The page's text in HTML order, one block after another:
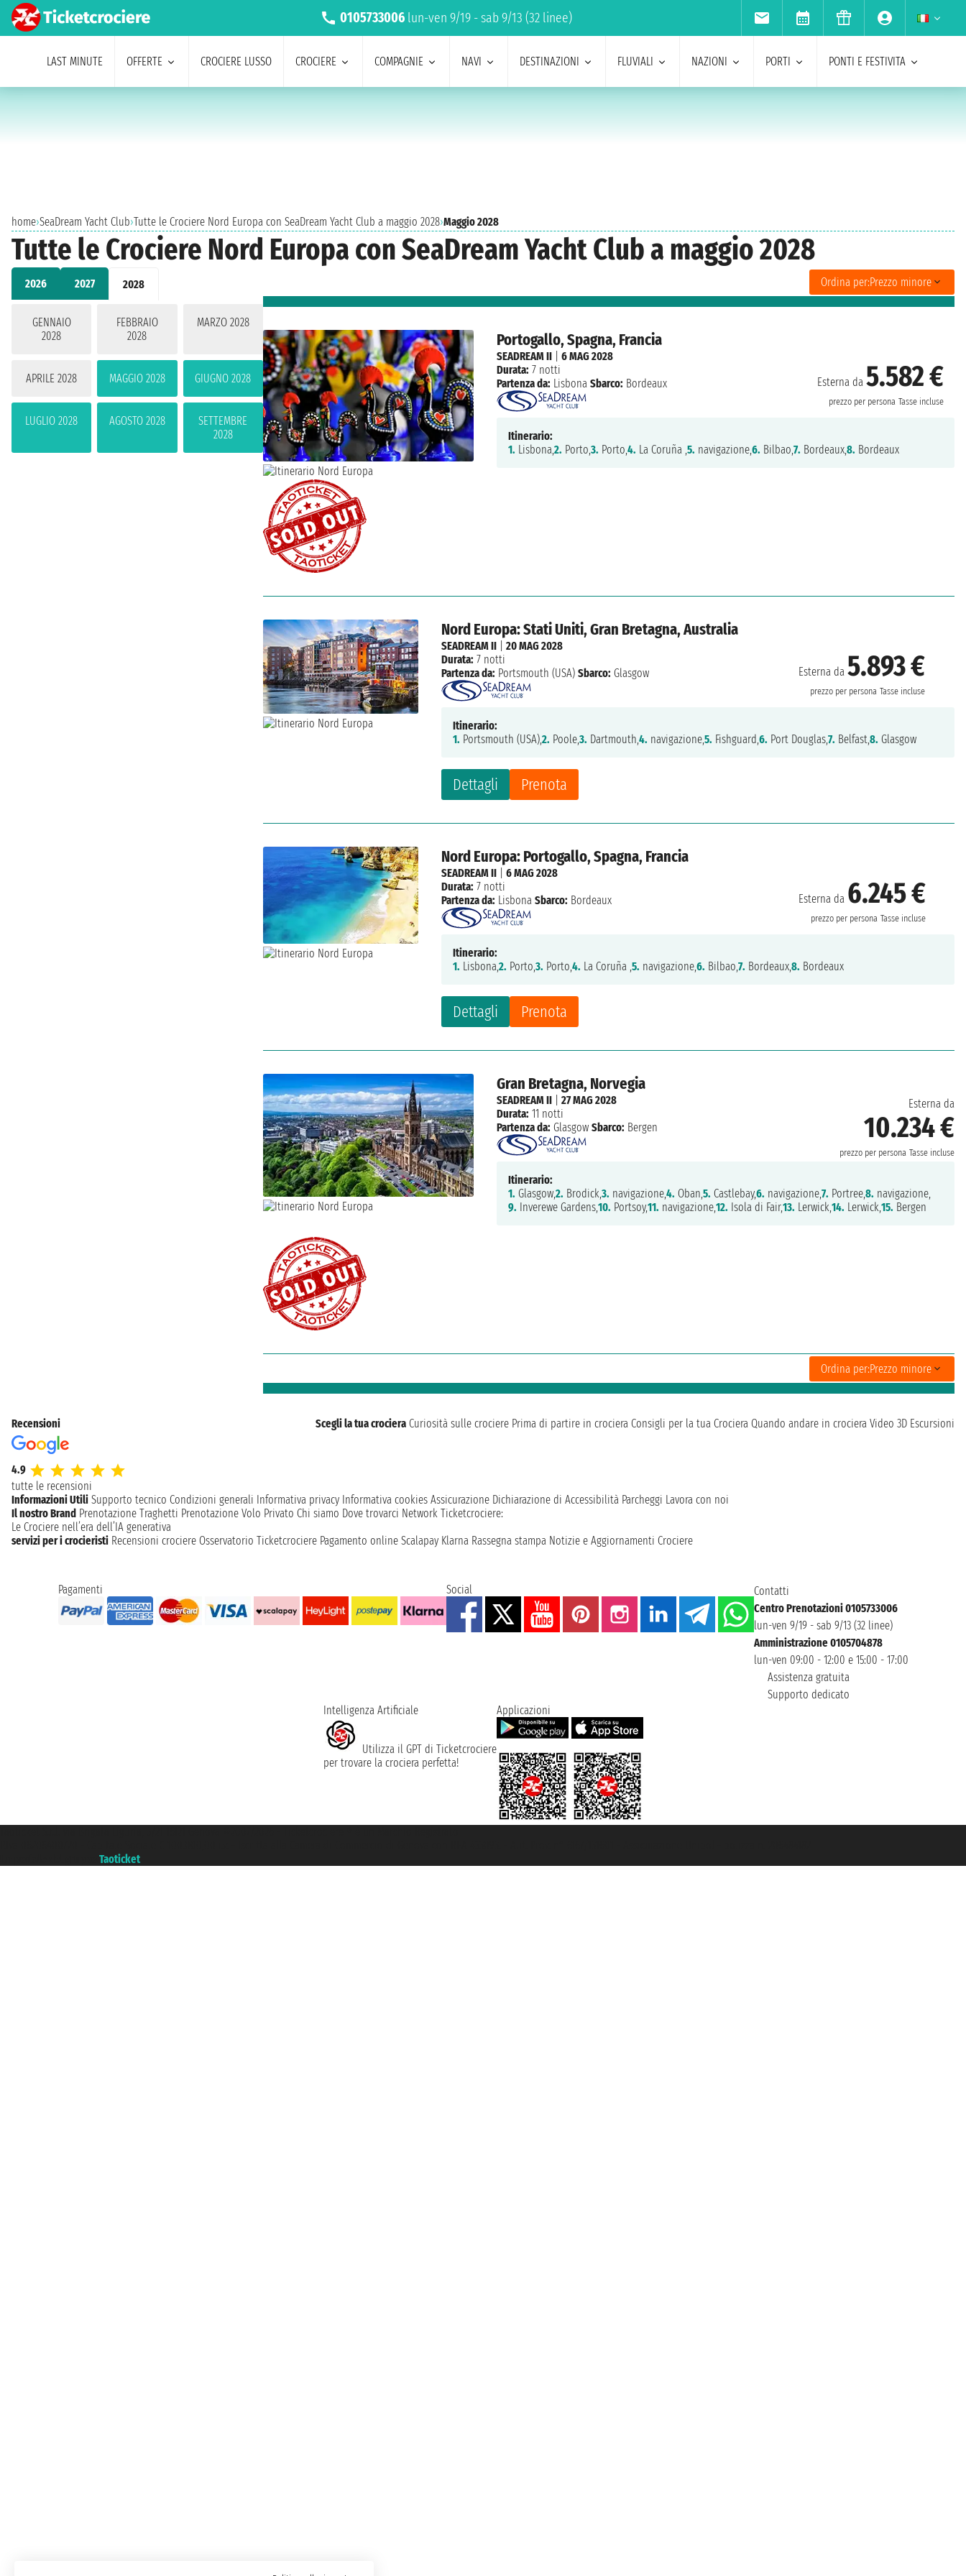
0105733006 lun-ven 9/19 - sab 9/13 (32 linee)
LAST MINUTE OFFERTE CROCIERE LUSSO CROCIERE COMPAGNIE NAVI DESTINAZIONI FLUVIALI NAZIONI PORTI PONTI E FESTIVITA
home›SeaDream Yacht Club›Tutte le Crociere Nord Europa con SeaDream Yacht Club a maggio 2028›Maggio 2028
Tutte le Crociere Nord Europa con SeaDream Yacht Club a maggio 2028
2026 2027 2028
GENNAIO
2028
FEBBRAIO
2028
MARZO 2028
APRILE 2028 MAGGIO 2028 GIUGNO 2028
LUGLIO 2028 AGOSTO 2028
SETTEMBRE
2028
Ordina per:Prezzo minore
Portogallo, Spagna, Francia
Esterna da 5.582 €
prezzo per persona Tasse incluse
SEADREAM II| 6 MAG 2028
Durata: 7 notti
Partenza da: Lisbona Sbarco: Bordeaux
Itinerario:
1. Lisbona,2. Porto,3. Porto,4. La Coruña ,5. navigazione,6. Bilbao,7. Bordeaux,8. Bordeaux
Nord Europa: Stati Uniti, Gran Bretagna, Australia
Esterna da5.893 €
prezzo per persona Tasse incluse
Dettagli Prenota
SEADREAM II |20 MAG 2028
Durata: 7 notti
Partenza da: Portsmouth (USA) Sbarco: Glasgow
Itinerario:
1. Portsmouth (USA),2. Poole,3. Dartmouth,4. navigazione,5. Fishguard,6. Port Douglas,7. Belfast,8. Glasgow
Nord Europa: Portogallo, Spagna, Francia
Esterna da 6.245 €
prezzo per persona Tasse incluse
Dettagli Prenota
SEADREAM II |6 MAG 2028
Durata: 7 notti
Partenza da: Lisbona Sbarco: Bordeaux
Itinerario:
1. Lisbona,2. Porto,3. Porto,4. La Coruña ,5. navigazione,6. Bilbao,7. Bordeaux,8. Bordeaux
Gran Bretagna, Norvegia
Esterna da
10.234 €
prezzo per persona Tasse incluse
SEADREAM II| 27 MAG 2028
Durata: 11 notti
Partenza da: Glasgow Sbarco: Bergen
Itinerario:
1. Glasgow,2. Brodick,3. navigazione,4. Oban,5. Castlebay,6. navigazione,7. Portree,8. navigazione,
9. Inverewe Gardens,10. Portsoy,11. navigazione,12. Isola di Fair,13. Lerwick,14. Lerwick,15. Bergen
Ordina per:Prezzo minore
Recensioni
4.9
tutte le recensioni
Scegli la tua crociera Curiosità sulle crociere Prima di partire in crociera Consigli per la tua Crociera Quando andare in crociera Video 3D Escursioni
Informazioni Utili Supporto tecnico Condizioni generali Informativa privacy Informativa cookies Assicurazione Dichiarazione di Accessibilità Parcheggi Lavora con noi
Il nostro Brand Prenotazione Traghetti Prenotazione Volo Privato Chi siamo Dove trovarci Network Ticketcrociere:
Le Crociere nell’era dell’IA generativa
servizi per i crocieristi Recensioni crociere Osservatorio Ticketcrociere Pagamento online Scalapay Klarna Rassegna stampa Notizie e Aggiornamenti Crociere
Pagamenti Social
Contatti
Centro Prenotazioni 0105733006
lun-ven 9/19 - sab 9/13 (32 linee)
Amministrazione 0105704878
lun-ven 09:00 - 12:00 e 15:00 - 17:00
Assistenza gratuita
Supporto dedicato
Intelligenza Artificiale
Utilizza il GPT di Ticketcrociere
per trovare la crociera perfetta!
Applicazioni
Taoticket